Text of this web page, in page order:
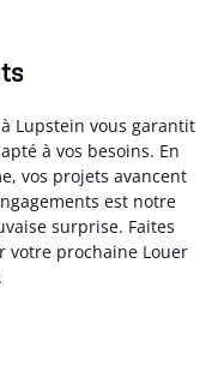
Lupstein vous garantit
à vos besoins. En
vos projets avancent
est notre
surprise. Faites
votre prochaine Louer